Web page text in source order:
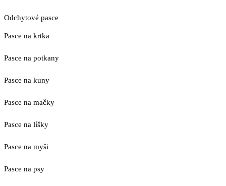
Odchytové pasce
Pasce na krtka
Pasce na potkany
Pasce na kuny
Pasce na mačky
Pasce na líšky
Pasce na myši
Pasce na psy